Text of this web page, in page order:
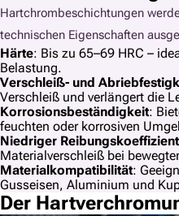
Hartchrombeschichtungen
technischen Eigenschaften
Härte: Bis zu 65–69 HRC –
Belastung.
Verschleiß- und
Verschleiß und verlängert die
Korrosionsbeständigkeit:
feuchten oder korrosiven
Niedriger Reibungskoeffizient
Materialverschleiß bei
Materialkompatibilität:
Gusseisen, Aluminium und
Der